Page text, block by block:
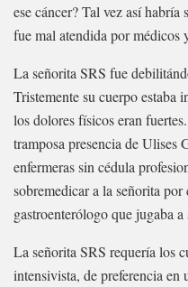
ese cáncer? Tal vez así
fue mal atendida por médicos
La señorita SRS fue
Tristemente su cuerpo estaba
los dolores físicos eran
tramposa presencia de Ulises
enfermeras sin cédula
sobremedicar a la señorita
gastroenterólogo que jugaba
La señorita SRS requería los
intensivista, de preferencia en